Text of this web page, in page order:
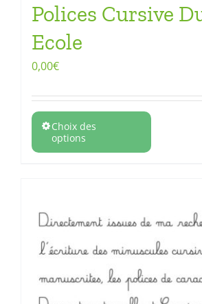
Polices Cursive
Ecole
0,00€
Choix des
options